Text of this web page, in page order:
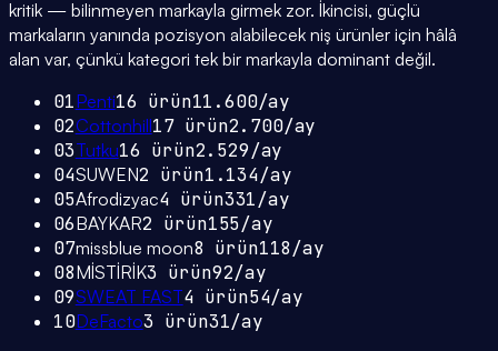
kritik — bilinmeyen markayla girmek zor. İkincisi, güçlü
markaların yanında pozisyon alabilecek niş ürünler için hâlâ
alan var, çünkü kategori tek bir markayla dominant değil.
01Penti16 ürün11.600/ay
02Cottonhill17ürün2.700/ay
03Tutku16 ürün2.529/ay
04SUWEN2 ürün1.134/ay
05Afrodizyac4 ürün331/ay
06BAYKAR2 ürün155/ay
07missblue moon8 ürün118/ay
08MİSTİRİK3 ürün92/ay
09SWEAT FAST4 ürün54/ay
10DeFacto3 ürün31/ay